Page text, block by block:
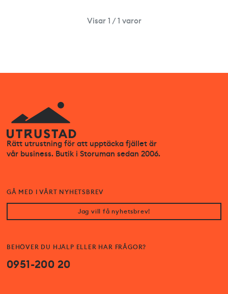
Visar 1 / 1 varor
Rätt utrustning för att upptäcka fjället är
vår business. Butik i Storuman sedan 2006.
BEHÖVER DU HJÄLP ELLER HAR FRÅGOR?
0951-200 20
GÅ MED I VÅRT NYHETSBREV
Jag vill få nyhetsbrev!